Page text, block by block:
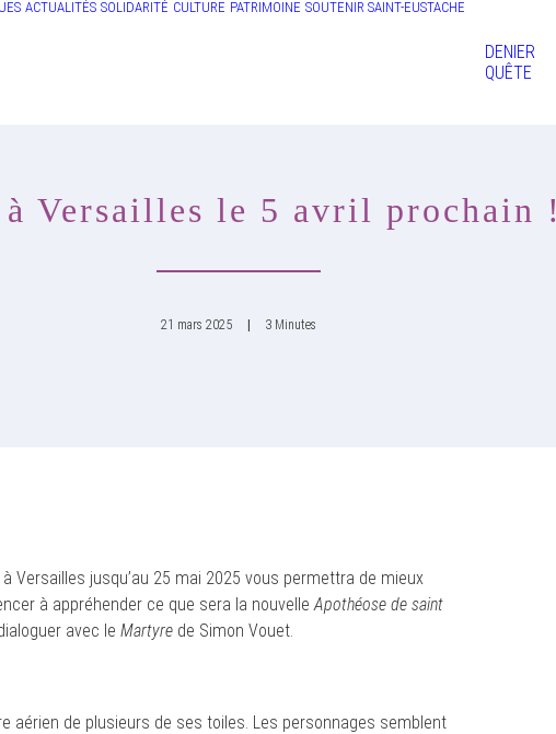
ACTUALITÉS SOLIDARITÉ CULTURE PATRIMOINE SOUTENIR SAINT-EUSTACHE
DENIER
QUÊTE
à Versailles le 5 avril prochain !
21 mars 2025 3 Minutes
Versailles jusqu’au 25 mai 2025 vous permettra de mieux
à appréhender ce que sera la nouvelleApothéose de saint
avec le Martyre de Simon Vouet.
aérien de plusieurs de ses toiles. Les personnages semblent